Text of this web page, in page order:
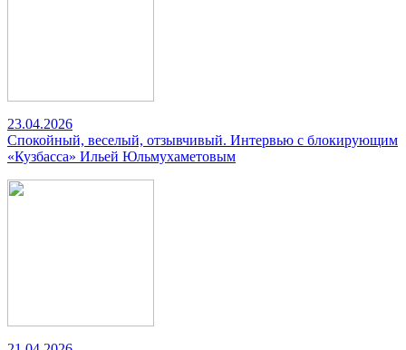
23.04.2026
Спокойный, веселый, отзывчивый. Интервью с блокирующим
«Кузбасса» Ильей Юльмухаметовым